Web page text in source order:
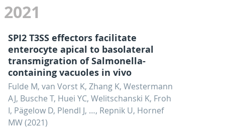
2021
SPI2 T3SS effectors facilitate
enterocyte apical to basolateral
transmigration of Salmonella-
containing vacuoles in vivo
Fulde M, van Vorst K, Zhang K, Westermann
AJ, Busche T, Huei YC, Welitschanski K, Froh
I, Pägelow D, Plendl J, …, Repnik U, Hornef
MW (2021)